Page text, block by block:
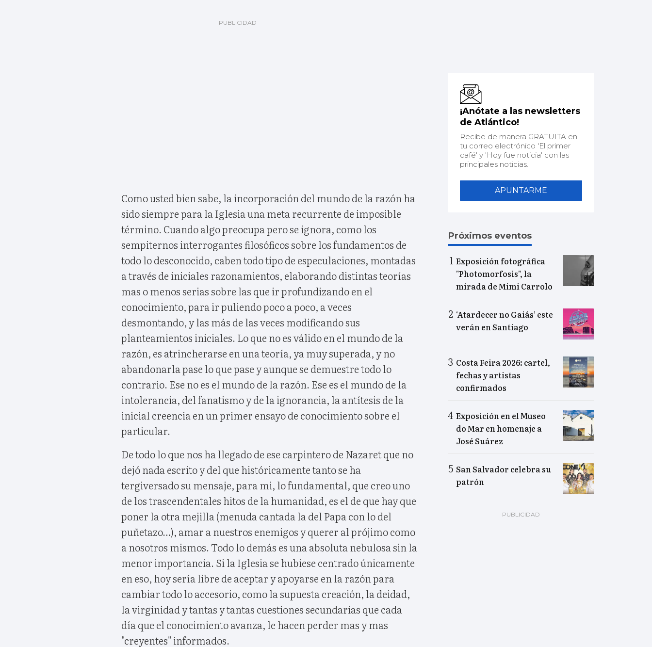
Como usted bien sabe, la incorporación del mundo de la razón ha
sido siempre para la Iglesia una meta recurrente de imposible
término. Cuando algo preocupa pero se ignora, como los
sempiternos interrogantes filosóficos sobre los fundamentos de
todo lo desconocido, caben todo tipo de especulaciones, montadas
a través de iniciales razonamientos, elaborando distintas teorías
mas o menos serias sobre las que ir profundizando en el
conocimiento, para ir puliendo poco a poco, a veces
desmontando, y las más de las veces modificando sus
planteamientos iniciales. Lo que no es válido en el mundo de la
razón, es atrincherarse en una teoría, ya muy superada, y no
abandonarla pase lo que pase y aunque se demuestre todo lo
contrario. Ese no es el mundo de la razón. Ese es el mundo de la
intolerancia, del fanatismo y de la ignorancia, la antítesis de la
inicial creencia en un primer ensayo de conocimiento sobre el
particular.
De todo lo que nos ha llegado de ese carpintero de Nazaret que no
dejó nada escrito y del que históricamente tanto se ha
tergiversado su mensaje, para mi, lo fundamental, que creo uno
de los trascendentales hitos de la humanidad, es el de que hay que
poner la otra mejilla (menuda cantada la del Papa con lo del
puñetazo…), amar a nuestros enemigos y querer al prójimo como
a nosotros mismos. Todo lo demás es una absoluta nebulosa sin la
menor importancia. Si la Iglesia se hubiese centrado únicamente
en eso, hoy sería libre de aceptar y apoyarse en la razón para
cambiar todo lo accesorio, como la supuesta creación, la deidad,
la virginidad y tantas y tantas cuestiones secundarias que cada
día que el conocimiento avanza, le hacen perder mas y mas
"creyentes" informados.
¡Anótate a las newsletters
de Atlántico!
Recibe de manera GRATUITA en
tu correo electrónico 'El primer
café' y 'Hoy fue noticia' con las
principales noticias.
APUNTARME
Próximos eventos
Exposición fotográfica
"Photomorfosis", la
mirada de Mimi Carrolo
‘Atardecer no Gaiás’ este
verán en Santiago
Costa Feira 2026: cartel,
fechas y artistas
confirmados
Exposición en el Museo
do Mar en homenaje a
José Suárez
San Salvador celebra su
patrón